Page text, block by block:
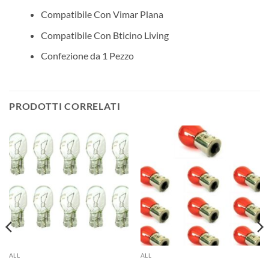
Compatibile Con Vimar Plana
Compatibile Con Bticino Living
Confezione da 1 Pezzo
PRODOTTI CORRELATI
ALL ALL